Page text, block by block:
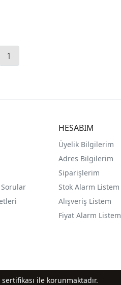
1
Sorular
HESABIM
Üyelik Bilgilerim
Adres Bilgilerim
Siparişlerim
Stok Alarm Listem
Alışveriş Listem
Fiyat Alarm Listem
ile korunmaktadır.